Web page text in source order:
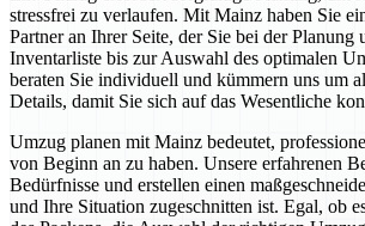
stressfrei zu verlaufen. Mit Mainz haben Sie
Partner an Ihrer Seite, der Sie bei der Planung
Inventarliste bis zur Auswahl des optimalen
beraten Sie individuell und kümmern uns um
Details, damit Sie sich auf das Wesentliche
Umzug planen mit Mainz bedeutet,
von Beginn an zu haben. Unsere erfahrenen
Bedürfnisse und erstellen einen
und Ihre Situation zugeschnitten ist. Egal, ob